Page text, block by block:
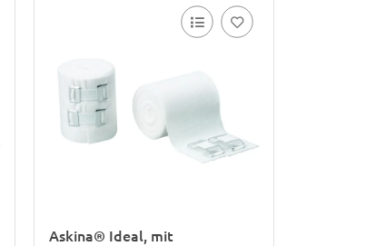
Askina® Ideal, mit